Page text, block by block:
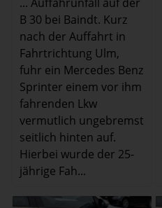
B 30 bei Baindt. Kurz
nach der Auffahrt in
Fahrtrichtung Ulm,
fuhr ein Mercedes Benz
Sprinter einem vor ihm
fahrenden Lkw
vermutlich ungebremst
seitlich hinten auf.
Hierbei wurde der 25-
jährige Fah...